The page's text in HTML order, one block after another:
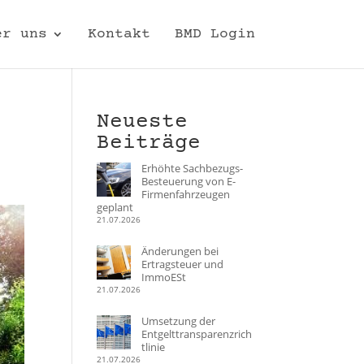
uns Kontakt BMD Login
Neueste
Beiträge
Erhöhte Sachbezugs-
Besteuerung von E-
Firmenfahrzeugen
geplant
21.07.2026
Änderungen bei
Ertragsteuer und
ImmoESt
21.07.2026
Umsetzung der
Entgelttransparenzrich
tlinie
21.07.2026